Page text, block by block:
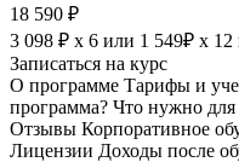
18 590 ₽
3 098 ₽ х 6 или 1 549₽ х 12
Записаться на курс
О программе Тарифы и
программа? Что нужно для
Отзывы Корпоративное
Лицензии Доходы после